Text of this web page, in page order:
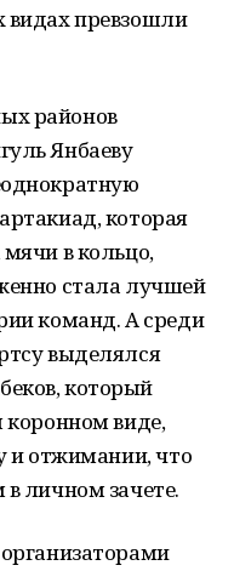
видах превзошли
районов
Янбаеву
которая
в кольцо,
стала лучшей
команд. А среди
выделялся
который
коронном виде,
и отжимании, что
личном зачете.